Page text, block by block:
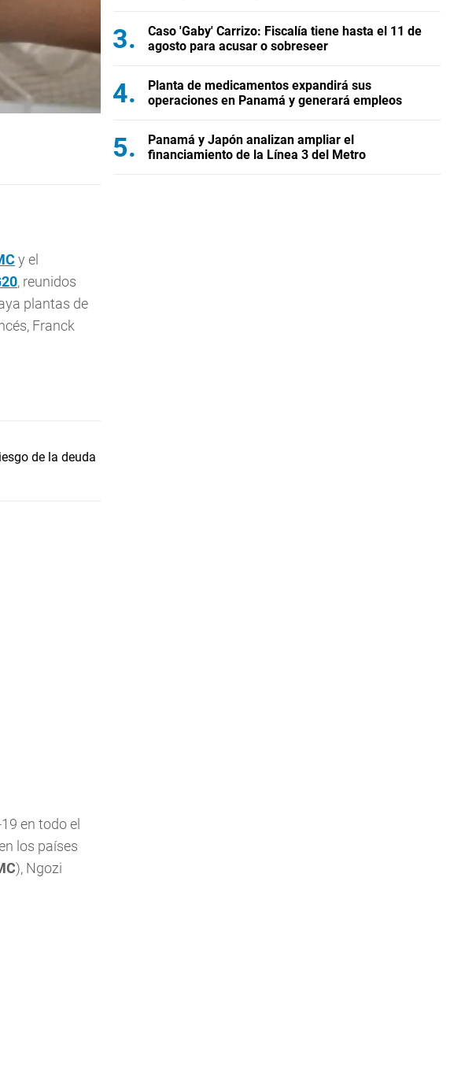
y el
, reunidos
plantas de
Franck
de la deuda
en todo el
los países
), Ngozi
Caso 'Gaby' Carrizo: Fiscalía tiene hasta el 11 de
agosto para acusar o sobreseer
Planta de medicamentos expandirá sus
operaciones en Panamá y generará empleos
Panamá y Japón analizan ampliar el
financiamiento de la Línea 3 del Metro